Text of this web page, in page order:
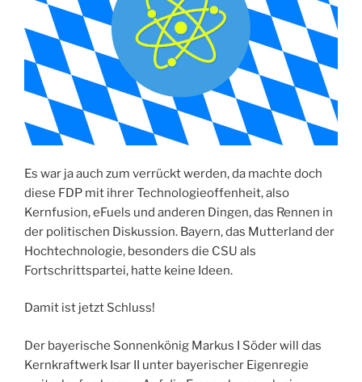
Es war ja auch zum verrückt werden, da machte doch
diese FDP mit ihrer Technologieoffenheit, also
Kernfusion, eFuels und anderen Dingen, das Rennen in
der politischen Diskussion. Bayern, das Mutterland der
Hochtechnologie, besonders die CSU als
Fortschrittspartei, hatte keine Ideen.
Damit ist jetzt Schluss!
Der bayerische Sonnenkönig Markus I Söder will das
Kernkraftwerk Isar II unter bayerischer Eigenregie